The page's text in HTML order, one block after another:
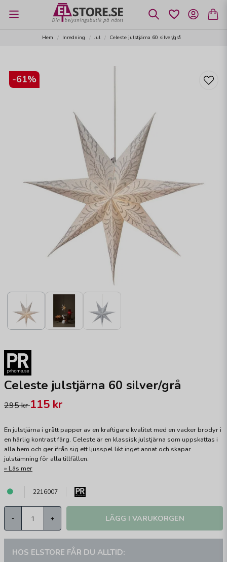
Hem Inredning Jul Celeste julstjärna 60 silver/grå
-61%
Celeste julstjärna 60 silver/grå
295 kr115 kr
En julstjärna i grått papper av en kraftigare kvalitet med en vacker brodyr i
en härlig kontrast färg. Celeste är en klassisk julstjärna som uppskattas i
alla hem och ger ifrån sig ett ljusspel likt inget annat och skapar
julstämning för alla tillfällen.
Läs mer
2216007
- + LÄGG I VARUKORGEN
HOS ELSTORE FÅR DU ALLTID: